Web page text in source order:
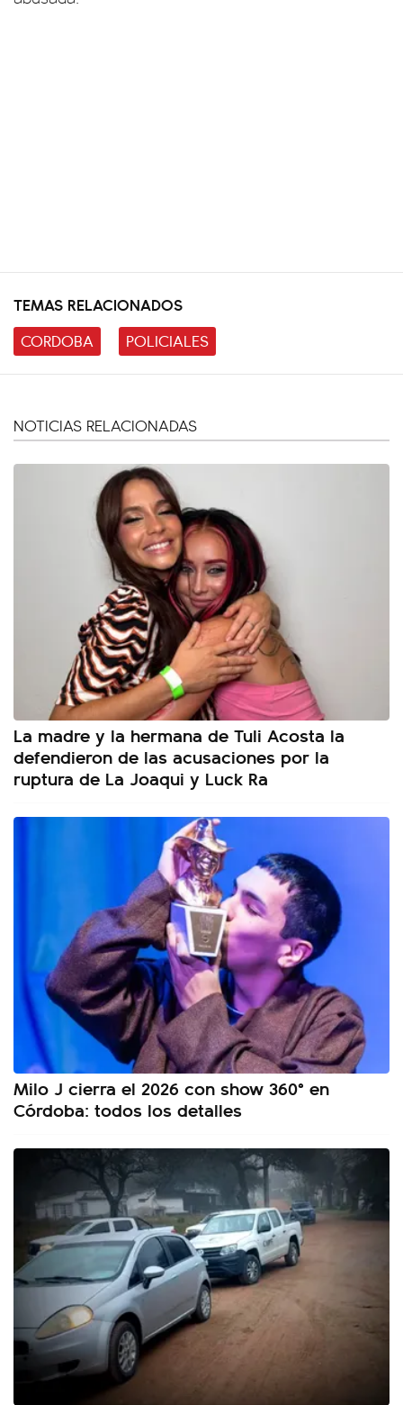
TEMAS RELACIONADOS
CORDOBA
POLICIALES
NOTICIAS RELACIONADAS
La madre y la hermana de Tuli Acosta la
defendieron de las acusaciones por la
ruptura de La Joaqui y Luck Ra
Milo J cierra el 2026 con show 360° en
Córdoba: todos los detalles